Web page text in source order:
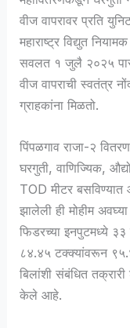
वीज वापरावर प्रति
महाराष्ट्र विद्युत
सवलत १ जुलै २०२५
वीज वापराची स्वतंत्र
ग्राहकांना मिळतो.
पिंपळगाव राजा-२
घरगुती, वाणिज्यिक,
TOD मीटर
झालेली ही मोहीम
फिडरच्या इनपुटमध्ये ३३
८४.४५ टक्क्यांवरून
बिलांशी संबंधित
केले आहे.